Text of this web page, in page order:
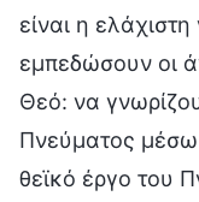
είναι η
εμπεδώσουν οι
Θεό: να
Πνεύματος
θεϊκό έργο του